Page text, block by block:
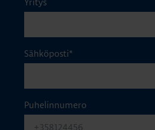
Sähköposti*
Puhelinnumero